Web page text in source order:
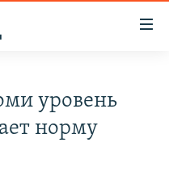
уровень
норму